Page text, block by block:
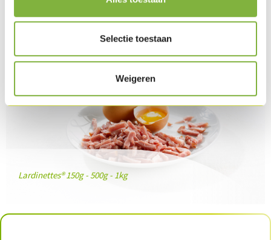
Selectie toestaan
Weigeren
Lardinettes® 150g - 500g - 1kg